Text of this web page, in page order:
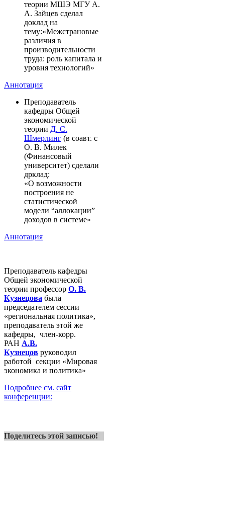
теории МШЭ МГУ А.
А. Зайцев сделал
доклад на
тему:«Межстрановые
различия в
производительности
труда: роль капитала и
уровня технологий»
Аннотация
Преподаватель
кафедры Общей
экономической
теории Д. С.
Шмерлинг (в соавт. с
О. В. Милек
(Финансовый
университет) сделали
дрклад:
«О возможности
построения не
статистической
модели “аллокации”
доходов в системе»
Аннотация
Преподаватель кафедры
Общей экономической
теории профессор О. В.
Кузнецова была
председателем сессии
«региональная политика»,
преподаватель этой же
кафедры, член-корр.
РАН А.В.
Кузнецов руководил
работой секции «Мировая
экономика и политика»
Подробнее см. сайт
конференции:
Поделитесь этой записью!